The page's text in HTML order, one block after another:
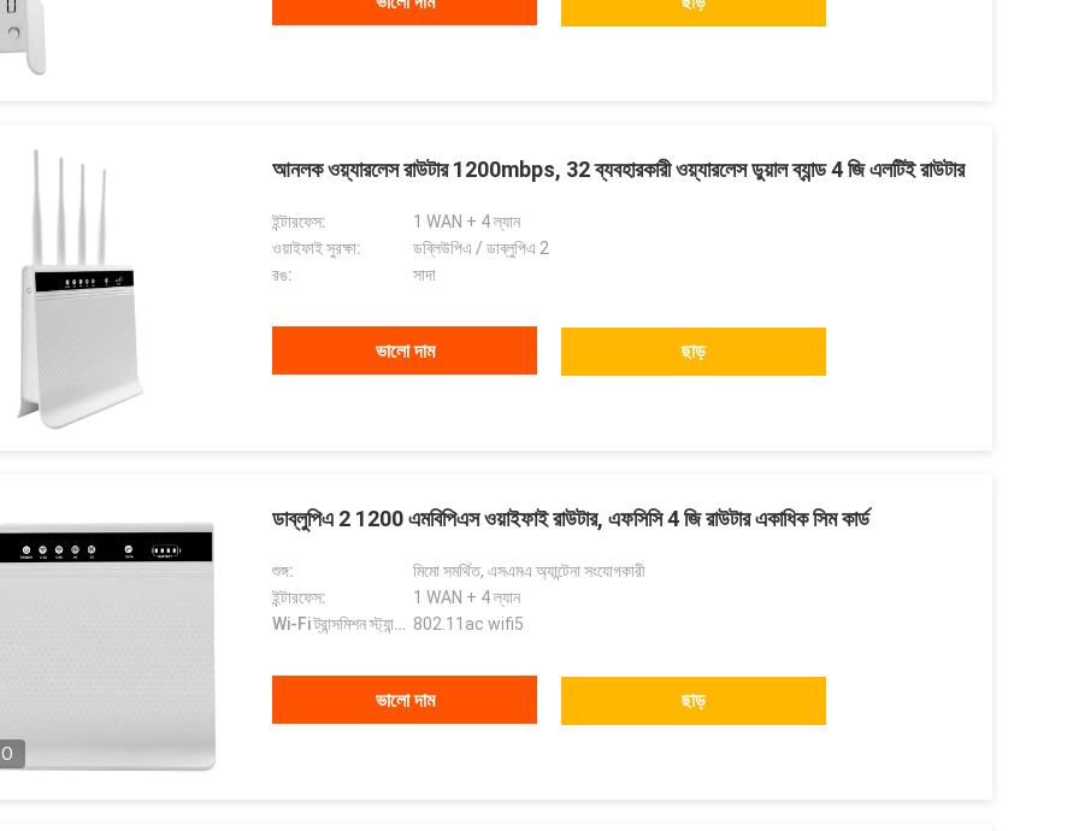
আনলক ওয়্যারলেস রাউটার 1200mbps, 32 ব্যবহারকারী ওয়্যারলেস ডুয়াল ব্যান্ড 4 জি এলটিই রাউটার
ইন্টারফেস:
1 WAN + 4 ল্যান
ওয়াইফাই সুরক্ষা:
ডব্লিউপিএ / ডাব্লুপিএ 2
রঙ:
সাদা
ভালো দাম ছাড়
ডাব্লুপিএ 2 1200 এমবিপিএস ওয়াইফাই রাউটার, এফসিসি 4 জি রাউটার একাধিক সিম কার্ড
শুঙ্গ:
মিমো সমর্থিত, এসএমএ অ্যান্টেনা সংযোগকারী
ইন্টারফেস:
1 WAN + 4 ল্যান
Wi-Fi ট্রান্সমিশন স্ট্যান্ডার্ড: 802.11ac wifi5
ভালো দাম ছাড়